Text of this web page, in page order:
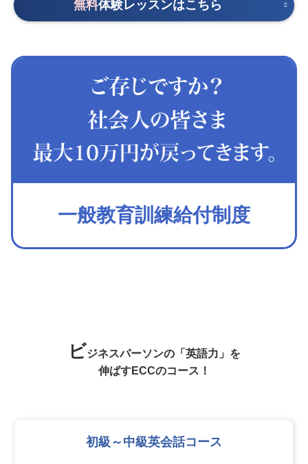
無料体験レッスンはこちら
一般教育訓練給付制度
ビジネスパーソンの「英語力」を
伸ばすECCのコース！
初級～中級英会話コース